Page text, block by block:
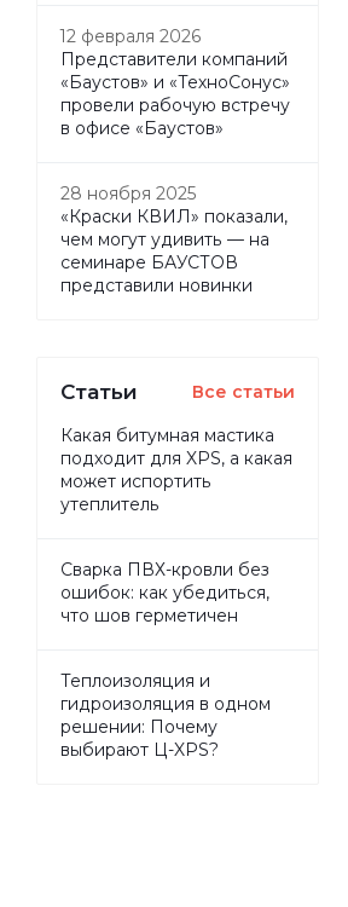
12 февраля 2026
Представители компаний
«Баустов» и «ТехноСонус»
провели рабочую встречу
в офисе «Баустов»
28 ноября 2025
«Краски КВИЛ» показали,
чем могут удивить — на
семинаре БАУСТОВ
представили новинки
Статьи Все статьи
Какая битумная мастика
подходит для XPS, а какая
может испортить
утеплитель
Сварка ПВХ-кровли без
ошибок: как убедиться,
что шов герметичен
Теплоизоляция и
гидроизоляция в одном
решении: Почему
выбирают Ц-XPS?